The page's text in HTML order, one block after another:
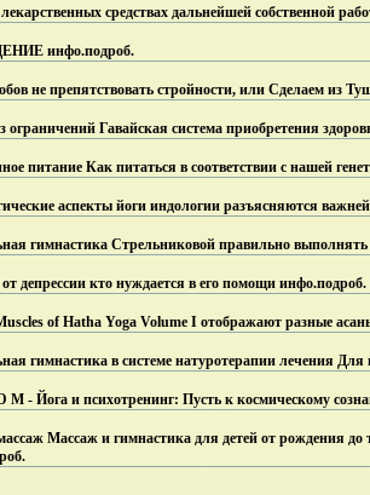
средствах дальнейшей собственной
инфо.подроб.
не препятствовать стройности, или Сделаем из
ограничений Гавайская система приобретения
питание Как питаться в соответствии с нашей
аспекты йоги индологии разъясняются
гимнастика Стрельниковой правильно
депрессии кто нуждается в его помощи инфо.подроб.
of Hatha Yoga Volume I отображают разные
гимнастика в системе натуротерапии лечения
- Йога и психотренинг: Пусть к космическому
Массаж и гимнастика для детей от рождения